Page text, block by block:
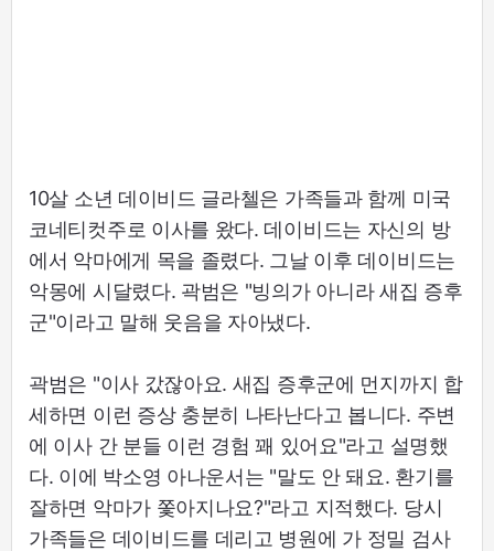
10살 소년 데이비드 글라첼은 가족들과 함께 미국
코네티컷주로 이사를 왔다. 데이비드는 자신의 방
에서 악마에게 목을 졸렸다. 그날 이후 데이비드는
악몽에 시달렸다. 곽범은 "빙의가 아니라 새집 증후
군"이라고 말해 웃음을 자아냈다.
곽범은 "이사 갔잖아요. 새집 증후군에 먼지까지 합
세하면 이런 증상 충분히 나타난다고 봅니다. 주변
에 이사 간 분들 이런 경험 꽤 있어요"라고 설명했
다. 이에 박소영 아나운서는 "말도 안 돼요. 환기를
잘하면 악마가 쫓아지나요?"라고 지적했다. 당시
가족들은 데이비드를 데리고 병원에 가 정밀 검사